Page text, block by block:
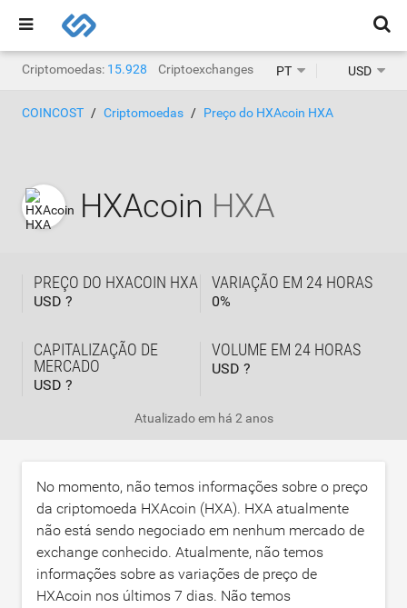
Criptomoedas: 15.928 Criptoexchanges: 1.471
PT USD
COINCOST Criptomoedas Preço do HXAcoin HXA
HXAcoin HXA
PREÇO DO HXACOIN HXA
USD ?
VARIAÇÃO EM 24 HORAS
0%
CAPITALIZAÇÃO DE
MERCADO
USD ?
VOLUME EM 24 HORAS
USD ?
Atualizado em há 2 anos
No momento, não temos informações sobre o preço
da criptomoeda HXAcoin (HXA). HXA atualmente
não está sendo negociado em nenhum mercado de
exchange conhecido. Atualmente, não temos
informações sobre as variações de preço de
HXAcoin nos últimos 7 dias. Não temos